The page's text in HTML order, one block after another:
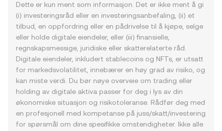
Dette er kun ment som informasjon. Det er ikke ment å gi
(i) investeringsråd eller en investeringsanbefaling, (ii) et
tilbud, en oppfordring eller en pådrivelse til å kjøpe, selge
eller holde digitale eiendeler, eller (iii) finansielle,
regnskapsmessige, juridiske eller skatterelaterte råd.
Digitale eiendeler, inkludert stablecoins og NFTs, er utsatt
for markedsvolatilitet, innebærer en høy grad av risiko, og
kan miste verdi. Du bør nøye overveie om trading eller
holding av digitale aktiva passer for deg i lys av din
økonomiske situasjon og risikotoleranse. Rådfør deg med
en profesjonell med kompetanse på juss/skatt/investering
for spørsmål om dine spesifikke omstendigheter. Ikke alle